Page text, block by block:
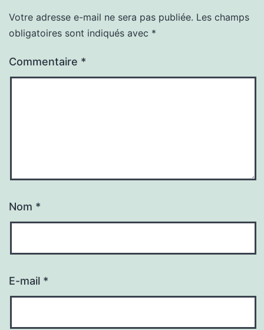
Votre adresse e-mail ne sera pas publiée. Les champs
obligatoires sont indiqués avec *
Commentaire *
Nom *
E-mail *